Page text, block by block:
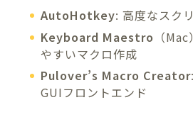
AutoHotkey: 高度なスク
Keyboard Maestro （
やすいマクロ作成
Pulover’s Macro Creator
GUIフロントエンド